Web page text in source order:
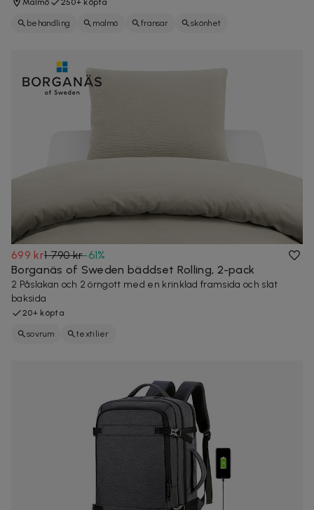
behandling malmö fransar skönhet
699 kr1 790 kr-61%
Borganäs of Sweden bäddset Rolling, 2-pack
2 Påslakan och 2 örngott med en krinklad framsida och slät
baksida
20+ köpta
sovrum textilier